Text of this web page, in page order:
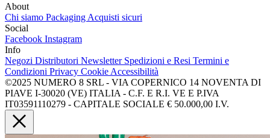
About
Chi siamo Packaging Acquisti sicuri
Social
Facebook Instagram
Info
Negozi Distributori Newsletter Spedizioni e Resi Termini e
Condizioni Privacy Cookie Accessibilità
©2025 NUMERO 8 SRL - VIA COPERNICO 14 NOVENTA DI
PIAVE I-30020 (VE) ITALIA - C.F. E R.I. VE E P.IVA
IT03591110279 - CAPITALE SOCIALE € 50.000,00 I.V.